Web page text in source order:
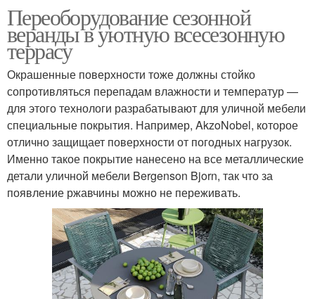
Переоборудование сезонной
веранды в уютную всесезонную
террасу
Окрашенные поверхности тоже должны стойко
сопротивляться перепадам влажности и температур —
для этого технологи разрабатывают для уличной мебели
специальные покрытия. Например, AkzoNobel, которое
отлично защищает поверхности от погодных нагрузок.
Именно такое покрытие нанесено на все металлические
детали уличной мебели Bergenson Bjorn, так что за
появление ржавчины можно не переживать.